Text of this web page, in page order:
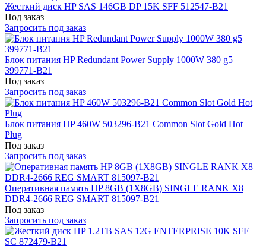
Жесткий диск HP SAS 146GB DP 15K SFF 512547-B21
Под заказ
Запросить под заказ
Блок питания HP Redundant Power Supply 1000W 380 g5
399771-B21
Под заказ
Запросить под заказ
Блок питания HP 460W 503296-B21 Common Slot Gold Hot
Plug
Под заказ
Запросить под заказ
Оперативная память HP 8GB (1X8GB) SINGLE RANK X8
DDR4-2666 REG SMART 815097-B21
Под заказ
Запросить под заказ